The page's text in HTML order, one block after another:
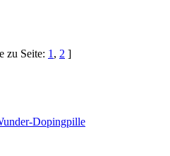
zu Seite: 1 , 2 ]
Dopingpille